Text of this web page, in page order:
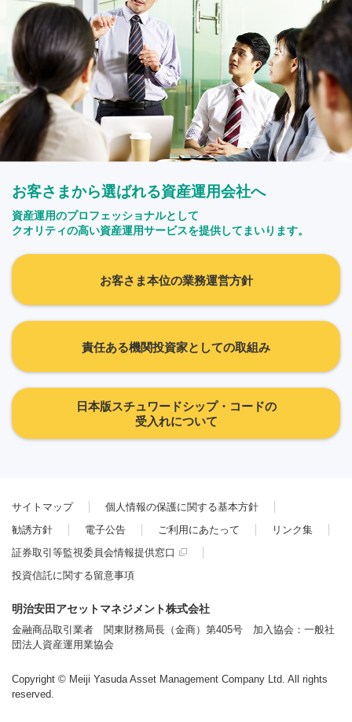
お客さまから選ばれる資産運用会社へ
資産運用のプロフェッショナルとして
クオリティの高い資産運用サービスを提供してまいります。
お客さま本位の業務運営方針
責任ある機関投資家としての取組み
日本版スチュワードシップ・コードの
受入れについて
サイトマップ
個人情報の保護に関する基本方針
勧誘方針
電子公告 ご利用にあたって
リンク集
証券取引等監視委員会情報提供窓口
投資信託に関する留意事項
明治安田アセットマネジメント株式会社
金融商品取引業者 関東財務局長（金商）第405号 加入協会：一般社
団法人資産運用業協会
Copyright © Meiji Yasuda Asset Management Company Ltd. All rights
reserved.